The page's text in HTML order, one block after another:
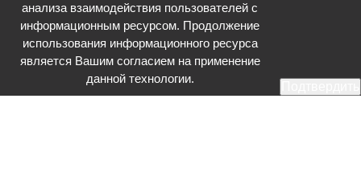
анализа взаимодействия пользователей с
информационным ресурсом. Продолжение
использования информационного ресурса
является Вашим согласием на применение
данной технологии.